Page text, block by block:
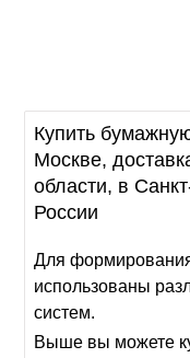
Купить
Москве,
области, в
России
Для формирования
использованы
систем.
Выше вы можете